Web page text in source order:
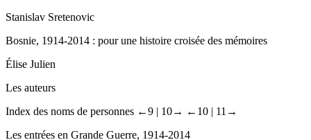
Stanislav Sretenovic
Bosnie, 1914-2014 : pour une histoire croisée des mémoires
Élise Julien
Les auteurs
Index des noms de personnes ←9 | 10→ ←10 | 11→
Les entrées en Grande Guerre, 1914-2014